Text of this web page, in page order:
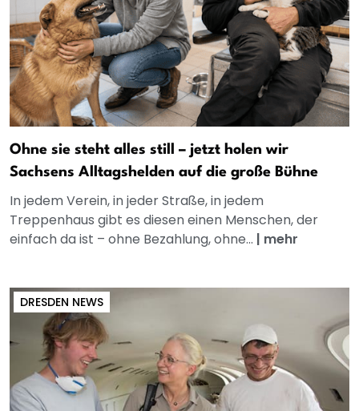
Ohne sie steht alles still – jetzt holen wir
Sachsens Alltagshelden auf die große Bühne
In jedem Verein, in jeder Straße, in jedem
Treppenhaus gibt es diesen einen Menschen, der
einfach da ist – ohne Bezahlung, ohne... | mehr
DRESDEN NEWS